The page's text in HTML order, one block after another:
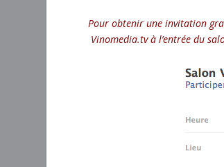
Pour obtenir une invitation
Vinomedia.tv à l’entrée du